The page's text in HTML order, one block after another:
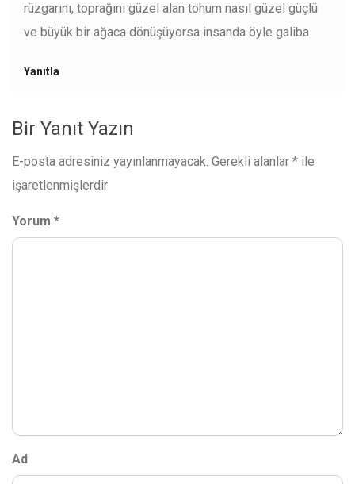
rüzgarını, toprağını güzel alan tohum nasıl güzel güçlü
ve büyük bir ağaca dönüşüyorsa insanda öyle galiba
Yanıtla
Bir Yanıt Yazın
E-posta adresiniz yayınlanmayacak. Gerekli alanlar * ile
işaretlenmişlerdir
Yorum *
Ad